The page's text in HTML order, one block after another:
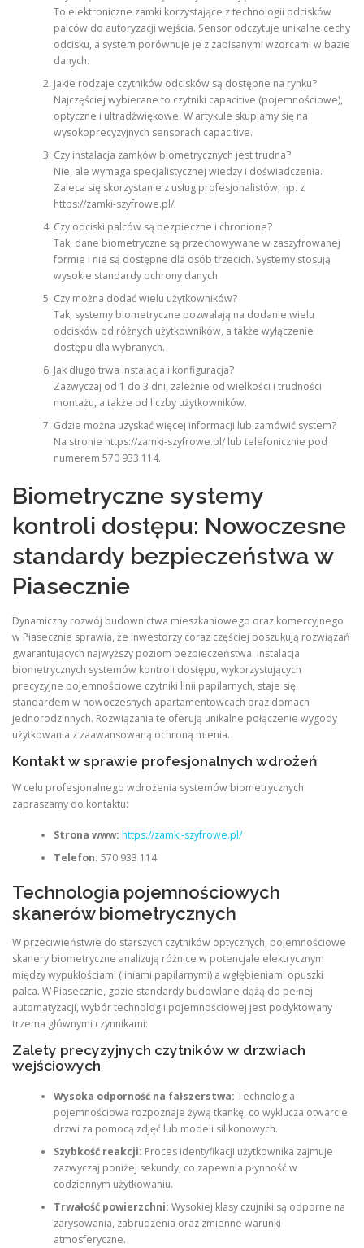
To elektroniczne zamki korzystające z technologii odcisków
palców do autoryzacji wejścia. Sensor odczytuje unikalne cechy
odcisku, a system porównuje je z zapisanymi wzorcami w bazie
danych.
Jakie rodzaje czytników odcisków są dostępne na rynku?
Najczęściej wybierane to czytniki capacitive (pojemnościowe),
optyczne i ultradźwiękowe. W artykule skupiamy się na
wysokoprecyzyjnych sensorach capacitive.
Czy instalacja zamków biometrycznych jest trudna?
Nie, ale wymaga specjalistycznej wiedzy i doświadczenia.
Zaleca się skorzystanie z usług profesjonalistów, np. z
https://zamki-szyfrowe.pl/.
Czy odciski palców są bezpieczne i chronione?
Tak, dane biometryczne są przechowywane w zaszyfrowanej
formie i nie są dostępne dla osób trzecich. Systemy stosują
wysokie standardy ochrony danych.
Czy można dodać wielu użytkowników?
Tak, systemy biometryczne pozwalają na dodanie wielu
odcisków od różnych użytkowników, a także wyłączenie
dostępu dla wybranych.
Jak długo trwa instalacja i konfiguracja?
Zazwyczaj od 1 do 3 dni, zależnie od wielkości i trudności
montażu, a także od liczby użytkowników.
Gdzie można uzyskać więcej informacji lub zamówić system?
Na stronie https://zamki-szyfrowe.pl/ lub telefonicznie pod
numerem 570 933 114.
Biometryczne systemy
kontroli dostępu: Nowoczesne
standardy bezpieczeństwa w
Piasecznie
Dynamiczny rozwój budownictwa mieszkaniowego oraz komercyjnego
w Piasecznie sprawia, że inwestorzy coraz częściej poszukują rozwiązań
gwarantujących najwyższy poziom bezpieczeństwa. Instalacja
biometrycznych systemów kontroli dostępu, wykorzystujących
precyzyjne pojemnościowe czytniki linii papilarnych, staje się
standardem w nowoczesnych apartamentowcach oraz domach
jednorodzinnych. Rozwiązania te oferują unikalne połączenie wygody
użytkowania z zaawansowaną ochroną mienia.
Kontakt w sprawie profesjonalnych wdrożeń
W celu profesjonalnego wdrożenia systemów biometrycznych
zapraszamy do kontaktu:
Strona www: https://zamki-szyfrowe.pl/
Telefon: 570 933 114
Technologia pojemnościowych
skanerów biometrycznych
W przeciwieństwie do starszych czytników optycznych, pojemnościowe
skanery biometryczne analizują różnice w potencjale elektrycznym
między wypukłościami (liniami papilarnymi) a wgłębieniami opuszki
palca. W Piasecznie, gdzie standardy budowlane dążą do pełnej
automatyzacji, wybór technologii pojemnościowej jest podyktowany
trzema głównymi czynnikami:
Zalety precyzyjnych czytników w drzwiach
wejściowych
Wysoka odporność na fałszerstwa: Technologia
pojemnościowa rozpoznaje żywą tkankę, co wyklucza otwarcie
drzwi za pomocą zdjęć lub modeli silikonowych.
Szybkość reakcji: Proces identyfikacji użytkownika zajmuje
zazwyczaj poniżej sekundy, co zapewnia płynność w
codziennym użytkowaniu.
Trwałość powierzchni: Wysokiej klasy czujniki są odporne na
zarysowania, zabrudzenia oraz zmienne warunki
atmosferyczne.